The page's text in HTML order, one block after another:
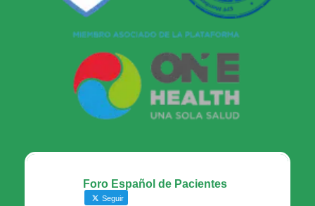
Foro Español de Pacientes
Seguir